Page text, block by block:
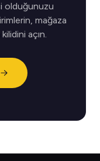
olduğunuzu
mağaza
açın.